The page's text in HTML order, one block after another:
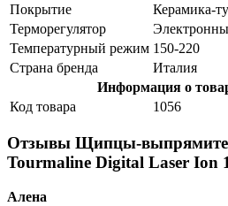
Покрытие
Керамика-
Терморегулятор
Температурный режим 150-220
Страна бренда
Италия
Информация о
Код товара
1056
Отзывы Щипцы-
Tourmaline Digital Laser Ion
Алена